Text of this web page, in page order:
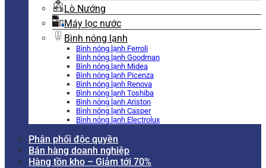
Lò Nướng
Máy lọc nước
Bình nóng lạnh
Bình nóng lạnh Ferroli
Bình nóng lạnh Goodman
Bình nóng lạnh Midea
Bình nóng lạnh Picenza
Bình nóng lạnh Renova
Bình nóng lạnh Toshiba
Bình nóng lạnh Ariston
Bình nóng lạnh Casper
Bình nóng lạnh Electrolux
Phân phối độc quyền
Bán hàng doanh nghiệp
Hàng tồn kho – Giảm tới 70%